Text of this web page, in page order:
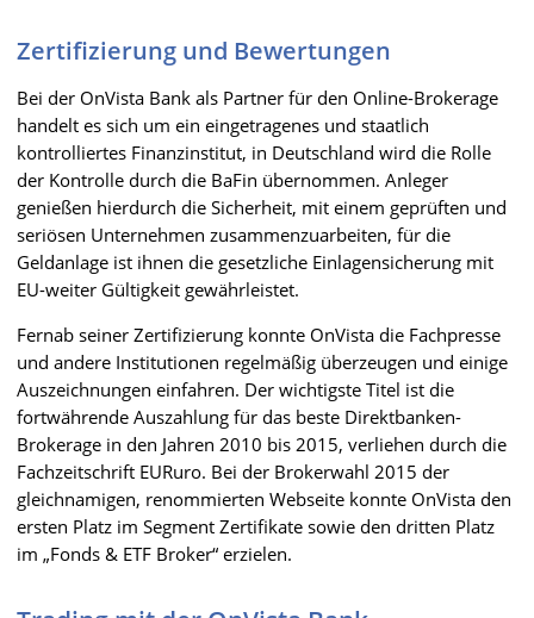
Zertifizierung und Bewertungen
Bei der OnVista Bank als Partner für den Online-Brokerage
handelt es sich um ein eingetragenes und staatlich
kontrolliertes Finanzinstitut, in Deutschland wird die Rolle
der Kontrolle durch die BaFin übernommen. Anleger
genießen hierdurch die Sicherheit, mit einem geprüften und
seriösen Unternehmen zusammenzuarbeiten, für die
Geldanlage ist ihnen die gesetzliche Einlagensicherung mit
EU-weiter Gültigkeit gewährleistet.
Fernab seiner Zertifizierung konnte OnVista die Fachpresse
und andere Institutionen regelmäßig überzeugen und einige
Auszeichnungen einfahren. Der wichtigste Titel ist die
fortwährende Auszahlung für das beste Direktbanken-
Brokerage in den Jahren 2010 bis 2015, verliehen durch die
Fachzeitschrift EURuro. Bei der Brokerwahl 2015 der
gleichnamigen, renommierten Webseite konnte OnVista den
ersten Platz im Segment Zertifikate sowie den dritten Platz
im „Fonds & ETF Broker“ erzielen.